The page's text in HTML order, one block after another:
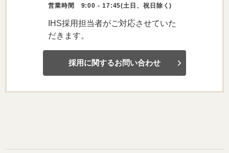
営業時間 9:00 - 17:45(土日、祝日除く)
IHS採用担当者がご対応させていた
だきます。
採用に関するお問い合わせ